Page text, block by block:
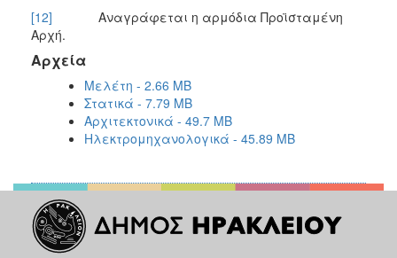
[12] Αναγράφεται η αρμόδια Προϊσταμένη
Αρχή.
Αρχεία
Μελέτη - 2.66 MB
Στατικά - 7.79 MB
Αρχιτεκτονικά - 49.7 MB
Ηλεκτρομηχανολογικά - 45.89 MB